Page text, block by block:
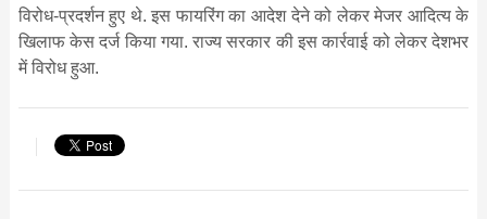
विरोध-प्रदर्शन हुए थे. इस फायरिंग का आदेश देने को लेकर मेजर आदित्य के
खिलाफ केस दर्ज किया गया. राज्य सरकार की इस कार्रवाई को लेकर देशभर
में विरोध हुआ.